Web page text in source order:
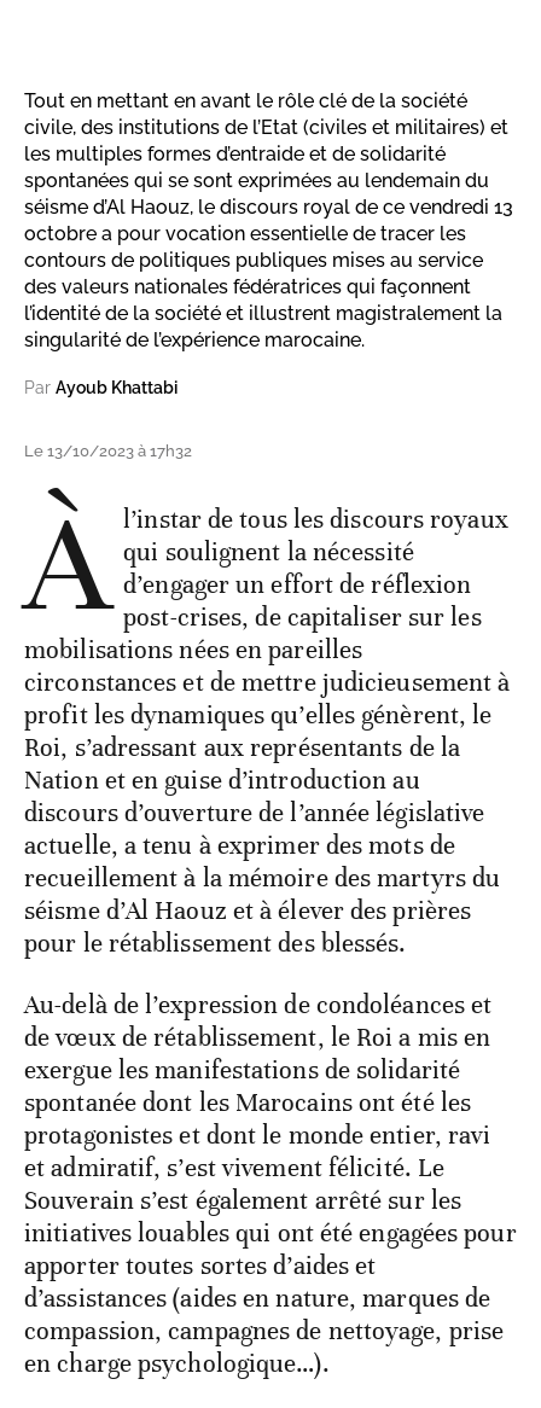
Tout en mettant en avant le rôle clé de la société
civile, des institutions de l’Etat (civiles et militaires) et
les multiples formes d’entraide et de solidarité
spontanées qui se sont exprimées au lendemain du
séisme d’Al Haouz, le discours royal de ce vendredi 13
octobre a pour vocation essentielle de tracer les
contours de politiques publiques mises au service
des valeurs nationales fédératrices qui façonnent
l’identité de la société et illustrent magistralement la
singularité de l’expérience marocaine.
Par Ayoub Khattabi
Le 13/10/2023 à 17h32
À l’instar de tous les discours royaux
qui soulignent la nécessité
d’engager un effort de réflexion
post-crises, de capitaliser sur les
mobilisations nées en pareilles
circonstances et de mettre judicieusement à
profit les dynamiques qu’elles génèrent, le
Roi, s’adressant aux représentants de la
Nation et en guise d’introduction au
discours d’ouverture de l’année législative
actuelle, a tenu à exprimer des mots de
recueillement à la mémoire des martyrs du
séisme d’Al Haouz et à élever des prières
pour le rétablissement des blessés.
Au-delà de l’expression de condoléances et
de vœux de rétablissement, le Roi a mis en
exergue les manifestations de solidarité
spontanée dont les Marocains ont été les
protagonistes et dont le monde entier, ravi
et admiratif, s’est vivement félicité. Le
Souverain s’est également arrêté sur les
initiatives louables qui ont été engagées pour
apporter toutes sortes d’aides et
d’assistances (aides en nature, marques de
compassion, campagnes de nettoyage, prise
en charge psychologique…).